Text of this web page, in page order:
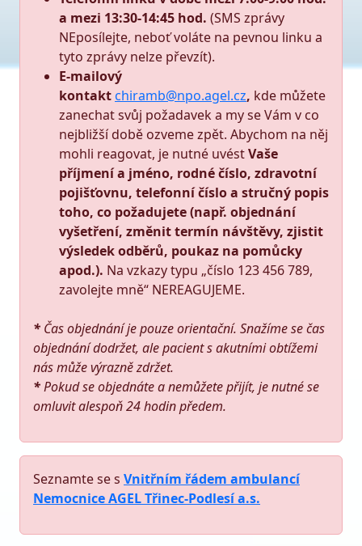
a mezi 13:30-14:45 hod. (SMS zprávy
NEposílejte, neboť voláte na pevnou linku a
tyto zprávy nelze převzít).
E-mailový
kontaktchiramb@npo.agel.cz, kde můžete
zanechat svůj požadavek a my se Vám v co
nejbližší době ozveme zpět. Abychom na něj
mohli reagovat, je nutné uvéstVaše
příjmení a jméno, rodné číslo, zdravotní
pojišťovnu, telefonní čísloa stručný popis
toho, co požadujete (např. objednání
vyšetření, změnit termín návštěvy, zjistit
výsledek odběrů, poukaz na pomůcky
apod.). Na vzkazy typu „číslo 123 456 789,
zavolejte mně“ NEREAGUJEME.
* Čas objednání je pouze orientační. Snažíme se čas
objednání dodržet, ale pacient s akutními obtížemi
nás může výrazně zdržet.
*Pokud se objednáte a nemůžete přijít, je nutné se
omluvit alespoň 24 hodin předem.
Seznamte se s Vnitřním řádem ambulancí
Nemocnice AGEL Třinec-Podlesí a.s.